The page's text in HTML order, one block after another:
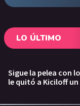
LO ÚLTIMO
Sigue la pelea con
le quitó a Kiciloff